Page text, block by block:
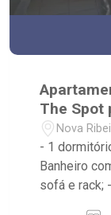
The Spot
Nova
- 1
Banheiro
sofá e rack;